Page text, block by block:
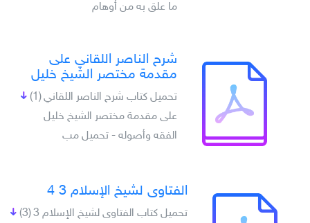
ما علق به من أوهام
شرح الناصر اللقاني على
مقدمة مختصر الشيخ خليل
(1)تحميل كتاب شرح الناصر اللقاني
على مقدمة مختصر الشيخ خليل
الفقه وأصوله - تحميل مب
الفتاوى لشيخ الإسلام 3 4
(3)تحميل كتاب الفتاوى لشيخ الإسلام 3